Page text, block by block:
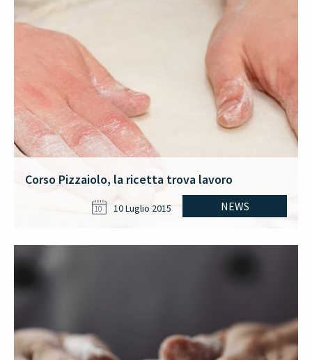
Corso Pizzaiolo, la ricetta trova lavoro
NEWS
10 10 Luglio 2015